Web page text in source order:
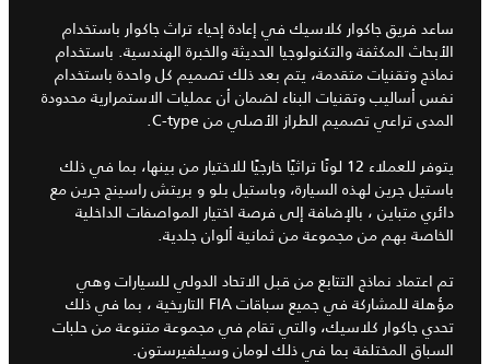
ساعد فريق جاكوار كلاسيك في إعادة إحياء تراث جاكوار باستخدام
الأبحاث المكثفة والتكنولوجيا الحديثة والخبرة الهندسية. باستخدام
نماذج وتقنيات متقدمة، يتم بعد ذلك تصميم كل واحدة باستخدام
نفس أساليب وتقنيات البناء لضمان أن عمليات الاستمرارية محدودة
المدى تراعي تصميم الطراز الأصلي من C-type.
يتوفر للعملاء 12 لونًا تراثيًا خارجيًا للاختيار من بينها، بما في ذلك
باستيل جرين لهذه السيارة، وباستيل بلو و بريتش راسينج جرين مع
دائري متباين ، بالإضافة إلى فرصة اختيار المواصفات الداخلية
الخاصة بهم من مجموعة من ثمانية ألوان جلدية.
تم اعتماد نماذج التتابع من قبل الاتحاد الدولي للسيارات وهي
مؤهلة للمشاركة في جميع سباقات FIA التاريخية ، بما في ذلك
تحدي جاكوار كلاسيك، والتي تقام في مجموعة متنوعة من حلبات
السباق المختلفة بما في ذلك لومان وسيلفيرستون.